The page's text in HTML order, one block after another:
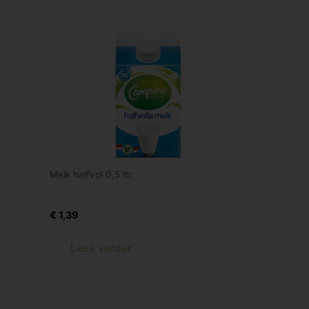
Melk halfvol 0,5 ltr
€ 1,39
Lees verder